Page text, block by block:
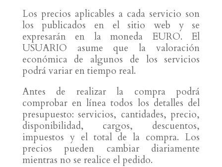
Los precios aplicables a cada servicio son
los publicados en el sitio web y se
expresarán en la moneda EURO. El
USUARIO asume que la valoración
económica de algunos de los servicios
podrá variar en tiempo real.
Antes de realizar la compra podrá
comprobar en línea todos los detalles del
presupuesto: servicios, cantidades, precio,
disponibilidad, cargos, descuentos,
impuestos y el total de la compra. Los
precios pueden cambiar diariamente
mientras no se realice el pedido.